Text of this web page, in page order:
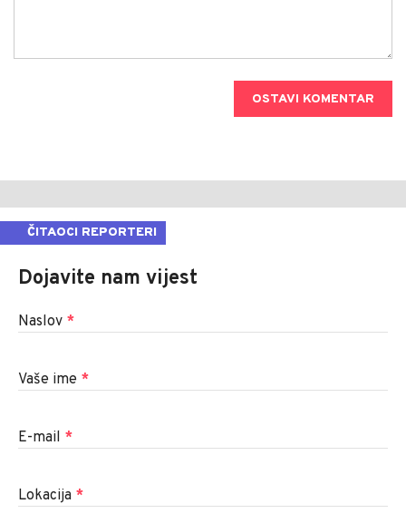
OSTAVI KOMENTAR
ČITAOCI REPORTERI
Dojavite nam vijest
Naslov *
Vaše ime *
E-mail *
Lokacija *